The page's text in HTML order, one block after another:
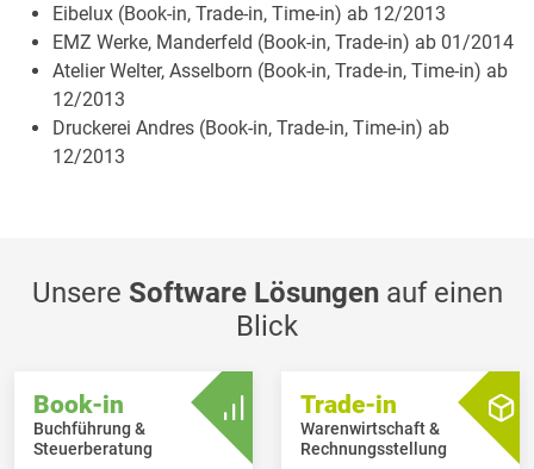
Eibelux (Book-in, Trade-in, Time-in) ab 12/2013
EMZ Werke, Manderfeld (Book-in, Trade-in) ab 01/2014
Atelier Welter, Asselborn (Book-in, Trade-in, Time-in) ab
12/2013
Druckerei Andres (Book-in, Trade-in, Time-in) ab
12/2013
Unsere Software Lösungenauf einen
Blick
Book-in
Buchführung &
Steuerberatung
Trade-in
Warenwirtschaft &
Rechnungsstellung